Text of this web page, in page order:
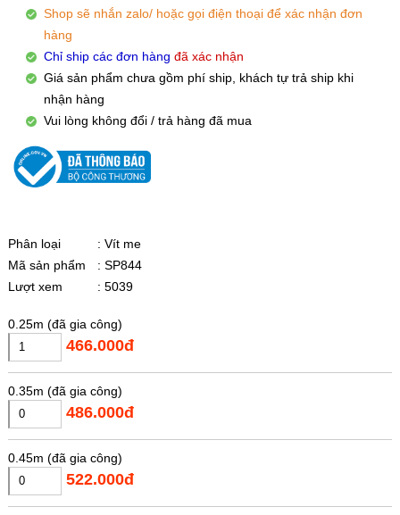
Shop sẽ nhắn zalo/ hoặc gọi điện thoại để xác nhận đơn
hàng
Chỉ ship các đơn hàng đã xác nhận
Giá sản phẩm chưa gồm phí ship, khách tự trả ship khi
nhận hàng
Vui lòng không đổi / trả hàng đã mua
Phân loại
: Vít me
Mã sản phẩm
: SP844
Lượt xem
: 5039
0.25m (đã gia công)
466.000đ
0.35m (đã gia công)
486.000đ
0.45m (đã gia công)
522.000đ